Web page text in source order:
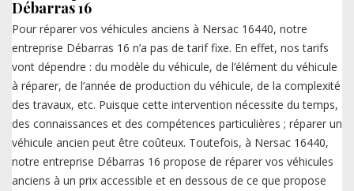
Débarras 16
Pour réparer vos véhicules anciens à Nersac 16440, notre
entreprise Débarras 16 n’a pas de tarif fixe. En effet, nos tarifs
vont dépendre : du modèle du véhicule, de l’élément du véhicule
à réparer, de l’année de production du véhicule, de la complexité
des travaux, etc. Puisque cette intervention nécessite du temps,
des connaissances et des compétences particulières ; réparer un
véhicule ancien peut être coûteux. Toutefois, à Nersac 16440,
notre entreprise Débarras 16 propose de réparer vos véhicules
anciens à un prix accessible et en dessous de ce que propose